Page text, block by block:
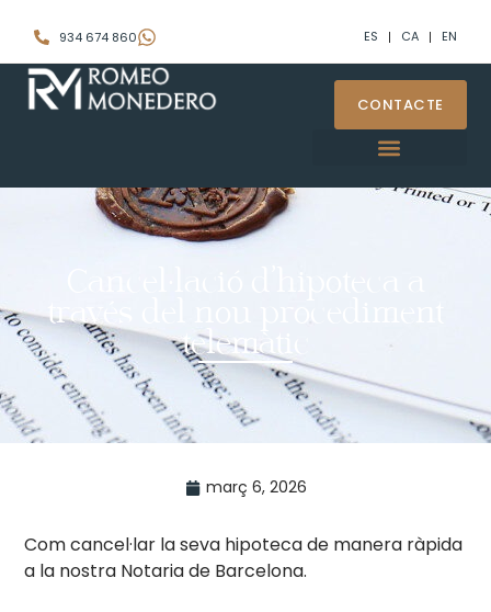
934 674 860 ES CA EN
CONTACTE
través del nou procediment
telemàtic
març 6, 2026
Com cancel·lar la seva hipoteca de manera ràpida
a la nostra Notaria de Barcelona.